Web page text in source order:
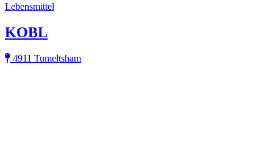
Lebensmittel
KOBL
4911 Tumeltsham